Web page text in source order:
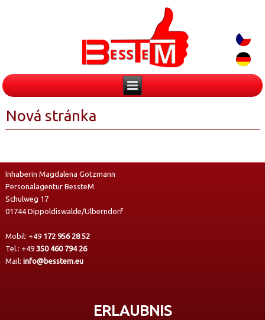
Nová stránka
Inhaberin Magdalena Gotzmann
Personalagentur BessteM
Schulweg 17
01744 Dippoldiswalde/Ulberndorf
Mobil: +49 172 956 28 52
Tel.: +49 350 460 794 26
Mail: info@besstem.eu
ERLAUBNIS